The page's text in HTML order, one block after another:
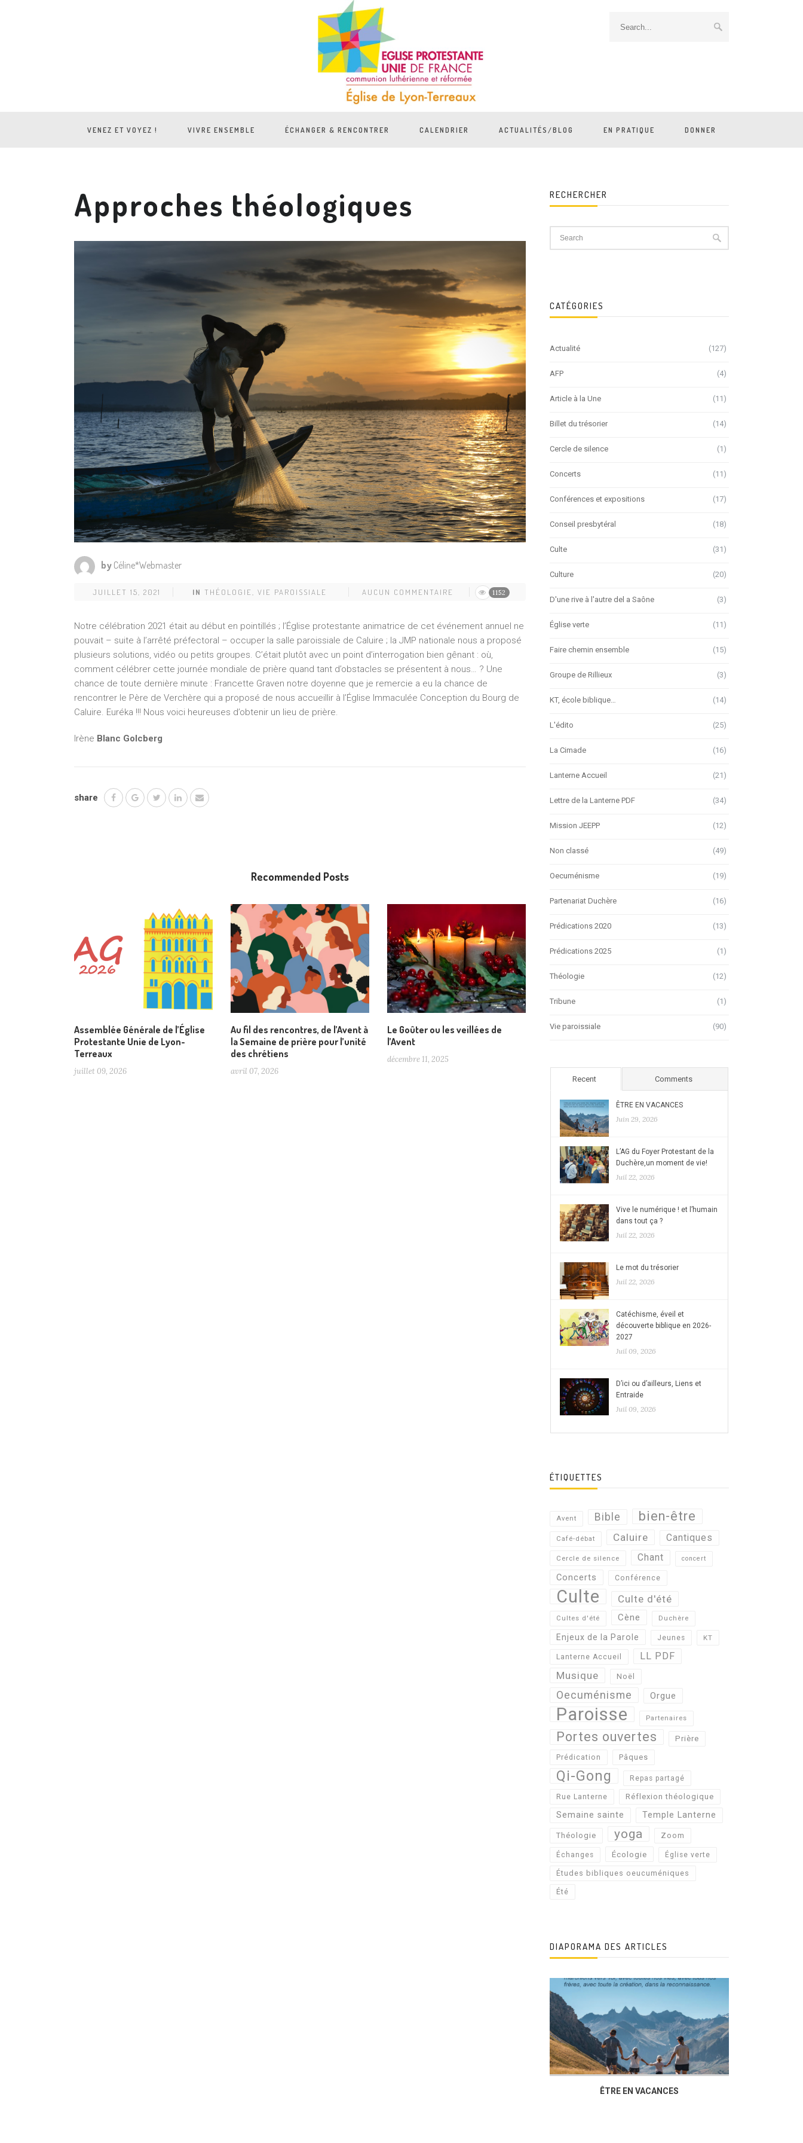
VENEZ ET VOYEZ ! VIVRE ENSEMBLE ÉCHANGER & RENCONTRER CALENDRIER ACTUALITÉS/BLOG EN PRATIQUE DONNER
Approches théologiques
by Céline*Webmaster
JUILLET 15, 2021 IN THÉOLOGIE VIE PAROISSIALE AUCUN COMMENTAIRE 1152
Notre célébration 2021 était au début en pointillés ; l’Église protestante animatrice de cet événement annuel ne
pouvait – suite à l’arrêté préfectoral – occuper la salle paroissiale de Caluire ; la JMP nationale nous a proposé
plusieurs solutions, vidéo ou petits groupes. C’était plutôt avec un point d’interrogation bien gênant : où,
comment célébrer cette journée mondiale de prière quand tant d’obstacles se présentent à nous… ? Une
chance de toute dernière minute : Francette Graven notre doyenne que je remercie a eu la chance de
rencontrer le Père de Verchère qui a proposé de nous accueillir à l’Église Immaculée Conception du Bourg de
Caluire. Euréka !!! Nous voici heureuses d’obtenir un lieu de prière.
Irène Blanc Golcberg
share
Recommended Posts
Assemblée Générale de l’Église
Protestante Unie de Lyon-
Terreaux
juillet 09, 2026
Au fil des rencontres, de l’Avent à
la Semaine de prière pour l’unité
des chrétiens
avril 07, 2026
Le Goûter ou les veillées de
l’Avent
décembre 11, 2025
RECHERCHER
CATÉGORIES
Actualité (127)
AFP (4)
Article à la Une (11)
Billet du trésorier (14)
Cercle de silence (1)
Concerts (11)
Conférences et expositions (17)
Conseil presbytéral (18)
Culte (31)
Culture (20)
D'une rive à l'autre del a Saône (3)
Église verte (11)
Faire chemin ensemble (15)
Groupe de Rillieux (3)
KT, école biblique… (14)
L'édito (25)
La Cimade (16)
Lanterne Accueil (21)
Lettre de la Lanterne PDF (34)
Mission JEEPP (12)
Non classé (49)
Oecuménisme (19)
Partenariat Duchère (16)
Prédications 2020 (13)
Prédications 2025 (1)
Théologie (12)
Tribune (1)
Vie paroissiale (90)
Recent Comments
ÊTRE EN VACANCES
Juin 29, 2026
L’AG du Foyer Protestant de la
Duchère,un moment de vie!
Juil 22, 2026
Vive le numérique ! et l’humain
dans tout ça ?
Juil 22, 2026
Le mot du trésorier
Juil 22, 2026
Catéchisme, éveil et
découverte biblique en 2026-
2027
Juil 09, 2026
D’ici ou d’ailleurs, Liens et
Entraide
Juil 09, 2026
ÉTIQUETTES
Avent Bible bien-être
Café-débat Caluire Cantiques
Cercle de silence Chant concert
Concerts Conférence
Culte Culte d'été
Cultes d'été Cène Duchère
Enjeux de la Parole Jeunes KT
Lanterne Accueil LL PDF
Musique Noël
Oecuménisme Orgue
Paroisse Partenaires
Portes ouvertes Prière
Prédication Pâques
Qi-Gong Repas partagé
Rue Lanterne Réflexion théologique
Semaine sainte Temple Lanterne
Théologie yoga Zoom
Échanges Écologie Église verte
Études bibliques oeucuméniques
Été
DIAPORAMA DES ARTICLES
ÊTRE EN VACANCES